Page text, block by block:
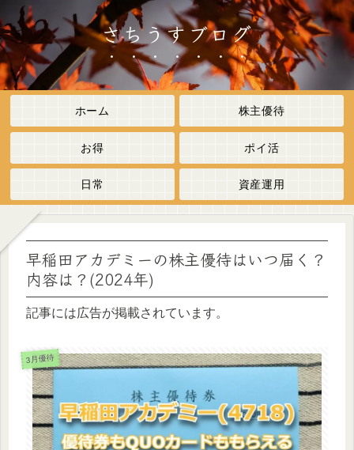
さちうすブログ
ホーム 株主優待
お得 ポイ活
日常 資産運用
早稲田アカデミーの株主優待はいつ届く？
内容は？(2024年)
記事には広告が掲載されています。
3月優待